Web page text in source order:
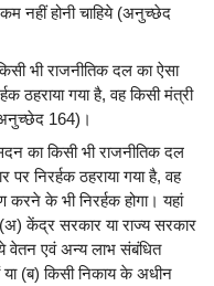
नहीं होनी चाहिये (अनुच्छेद
भी राजनीतिक दल का ऐसा
ठहराया गया है, वह किसी मंत्री
164)।
का किसी भी राजनीतिक दल
निरर्हक ठहराया गया है, वह
करने के भी निरर्हक होगा। यहां
केंद्र सरकार या राज्य सरकार
वेतन एवं अन्य लाभ संबंधित
या (ब) किसी निकाय के अधीन